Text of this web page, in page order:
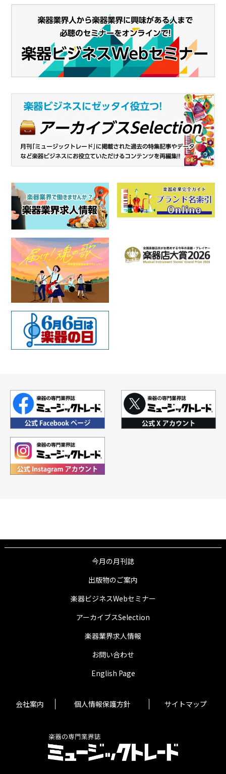
今月の月刊誌
出版物のご案内
楽器ビジネスWebセミナー
アーカイブスSelection
楽器業界求人情報
お問い合わせ
English Page
会社案内 個人情報保護方針 サイトマップ